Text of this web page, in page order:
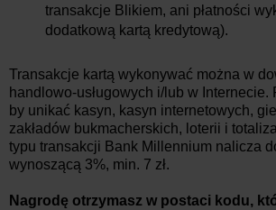
transakcje Blikiem, ani płatności
dodatkową kartą kredytową).
Transakcje kartą wykonywać można w
handlowo-usługowych i/lub w Internecie.
by unikać kasyn, kasyn internetowych,
zakładów bukmacherskich, loterii i
typu transakcji Bank Millennium nalicza
wynoszącą 3%, min. 7 zł.
Nagrodę otrzymasz w postaci kodu,